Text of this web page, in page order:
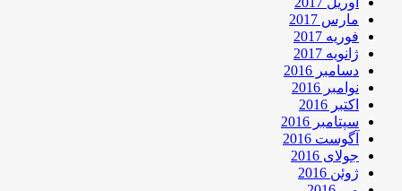
مارس 2017
فوریه 2017
ژانویه 2017
دسامبر 2016
نوامبر 2016
اکتبر 2016
سپتامبر 2016
آگوست 2016
جولای 2016
ژوئن 2016